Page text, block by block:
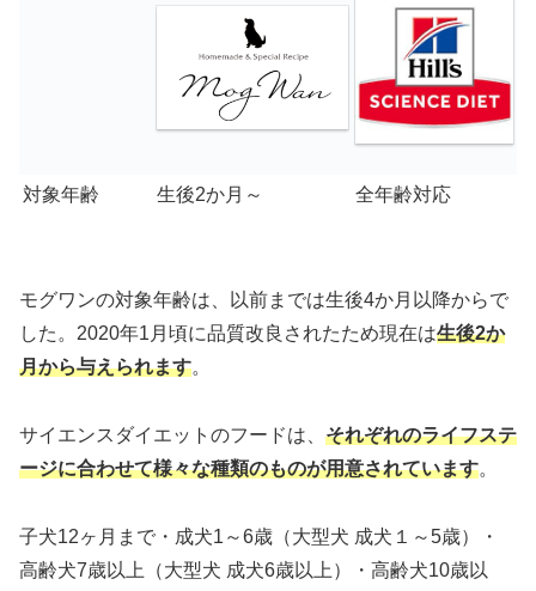
対象年齢 生後2か月～ 全年齢対応
モグワンの対象年齢は、以前までは生後4か月以降からで
した。2020年1月頃に品質改良されたため現在は生後2か
月から与えられます。
サイエンスダイエットのフードは、 それぞれのライフステ
ージに合わせて様々な種類のものが用意されています。
子犬12ヶ月まで・成犬1～6歳（大型犬 成犬１～5歳）・
高齢犬7歳以上（大型犬 成犬6歳以上）・高齢犬10歳以